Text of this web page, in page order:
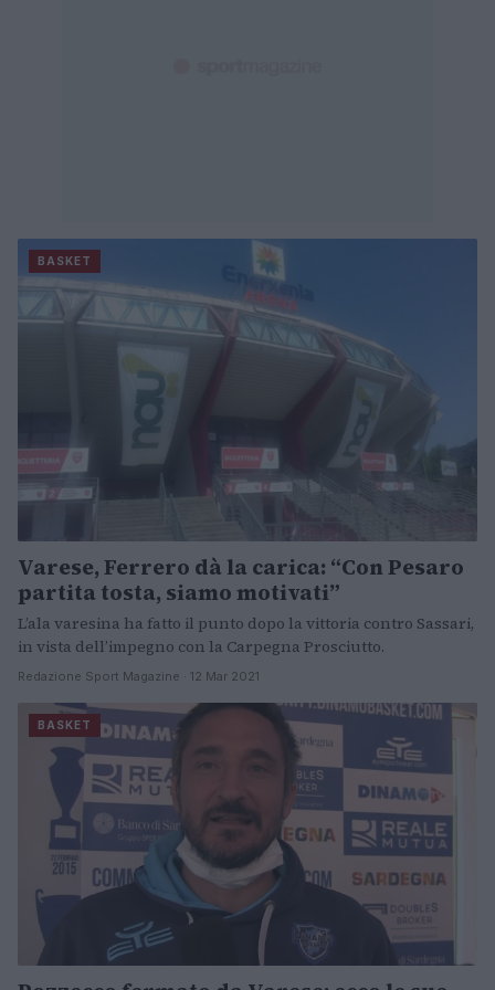
BASKET
Varese, Ferrero dà la carica: “Con Pesaro
partita tosta, siamo motivati”
L’ala varesina ha fatto il punto dopo la vittoria contro Sassari,
in vista dell’impegno con la Carpegna Prosciutto.
Redazione Sport Magazine · 12 Mar 2021
BASKET